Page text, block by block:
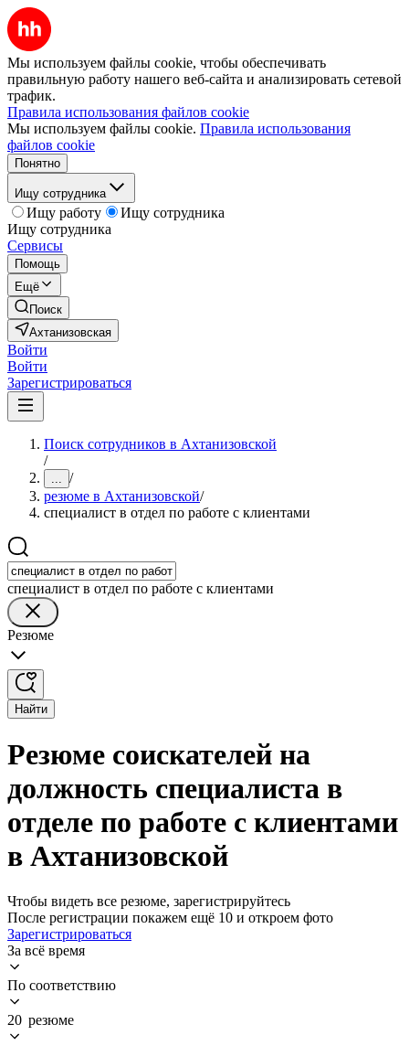
Мы используем файлы cookie, чтобы обеспечивать
правильную работу нашего веб-сайта и анализировать сетевой
трафик.
Правила использования файлов cookie
Мы используем файлы cookie. Правила использования
файлов cookie
Понятно
Ищу сотрудника
Ищу работу
Ищу сотрудника
Ищу сотрудника
Сервисы
Помощь
Ещё
Поиск
Ахтанизовская
Войти
Войти
Зарегистрироваться
Поиск сотрудников в Ахтанизовской
/
... /
резюме в Ахтанизовской/
специалист в отдел по работе с клиентами
специалист в отдел по работе с клиентами
Резюме
Найти
Резюме соискателей на
должность специалиста в
отделе по работе с клиентами
в Ахтанизовской
Чтобы видеть все резюме, зарегистрируйтесь
После регистрации покажем ещё 10 и откроем фото
Зарегистрироваться
За всё время
По соответствию
20 резюме